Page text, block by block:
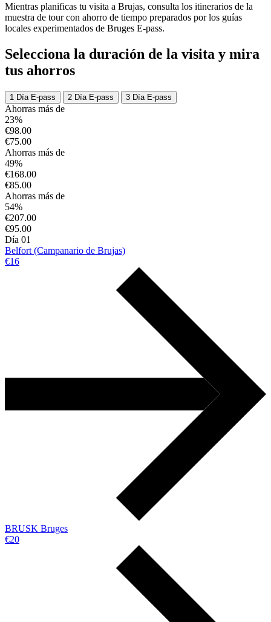
Mientras planificas tu visita a Brujas, consulta los itinerarios de la
muestra de tour con ahorro de tiempo preparados por los guías
locales experimentados de Bruges E-pass.
Selecciona la duración de la visita y mira
tus ahorros
1 Día E-pass 2 Día E-pass 3 Día E-pass
Ahorras más de
23%
€98.00
€75.00
Ahorras más de
49%
€168.00
€85.00
Ahorras más de
54%
€207.00
€95.00
Día 01
Belfort (Campanario de Brujas)
€16
BRUSK Bruges
€20